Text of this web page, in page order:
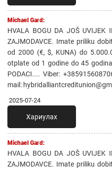
Michael Gard:
HVALA BOGU DA JOŠ UVIJEK
ZAJMODAVCE. Imate priliku
od 2000 (€, $, KUNA) do
otplate od 1 godine do 45
PODACI.... Viber:
mail:
2025-07-24
Хариулах
Michael Gard:
HVALA BOGU DA JOŠ UVIJEK
ZAJMODAVCE. Imate priliku